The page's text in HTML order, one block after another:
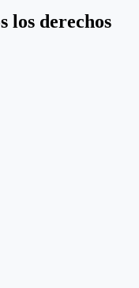
los derechos